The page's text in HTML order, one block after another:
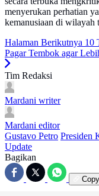
menyerukan perhatian
kemanusiaan di wilayah
Halaman Berikutnya 10
Pagar Tembok agar
Tim Redaksi
Mardani writer
Mardani editor
Gustavo Petro Presiden
Update
Bagikan